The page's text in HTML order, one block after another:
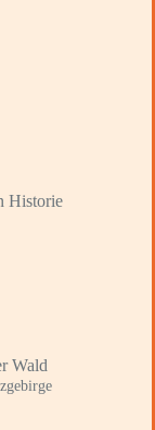
Historie
Wald